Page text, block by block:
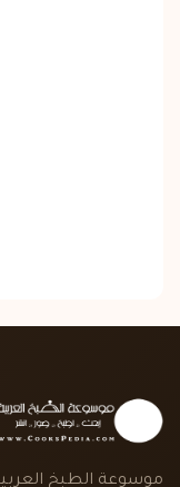
موسوعة الطبخ